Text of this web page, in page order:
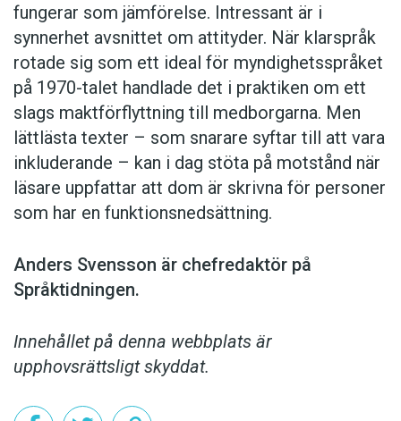
fungerar som jämförelse. ­Intressant är i
synnerhet ­avsnittet om attityder. När klar­språk
rotade sig som ett ideal för myndighetsspråket
på 1970-talet handlade det i praktiken om ett
slags maktförflyttning till medborgarna. Men
lättlästa texter – som snarare syftar till att vara
inkluderande – kan i dag stöta på motstånd när
läsare uppfattar att dom är skrivna för personer
som har en funktionsnedsättning.
Anders Svensson är chefredaktör på
Språktidningen.
Innehållet på denna webbplats är
upphovsrättsligt skyddat.